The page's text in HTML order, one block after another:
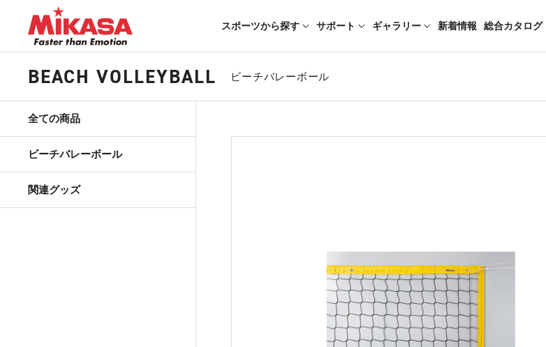
スポーツから探す サポート ギャラリー 新着情報 総合カタログ
BEACH VOLLEYBALL ビーチバレーボール
全ての商品
ビーチバレーボール
関連グッズ